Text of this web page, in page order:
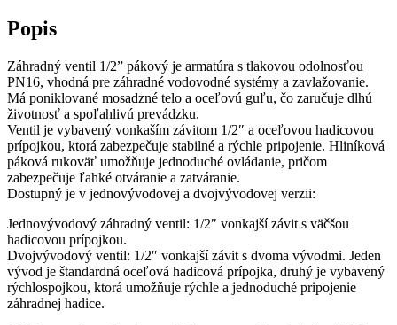
Popis
Záhradný ventil 1/2” pákový je armatúra s tlakovou odolnosťou
PN16, vhodná pre záhradné vodovodné systémy a zavlažovanie.
Má poniklované mosadzné telo a oceľovú guľu, čo zaručuje dlhú
životnosť a spoľahlivú prevádzku.
Ventil je vybavený vonkaším závitom 1/2″ a oceľovou hadicovou
prípojkou, ktorá zabezpečuje stabilné a rýchle pripojenie. Hliníková
páková rukoväť umožňuje jednoduché ovládanie, pričom
zabezpečuje ľahké otváranie a zatváranie.
Dostupný je v jednovývodovej a dvojvývodovej verzii:
Jednovývodový záhradný ventil: 1/2″ vonkajší závit s väčšou
hadicovou prípojkou.
Dvojvývodový ventil: 1/2″ vonkajší závit s dvoma vývodmi. Jeden
vývod je štandardná oceľová hadicová prípojka, druhý je vybavený
rýchlospojkou, ktorá umožňuje rýchle a jednoduché pripojenie
záhradnej hadice.